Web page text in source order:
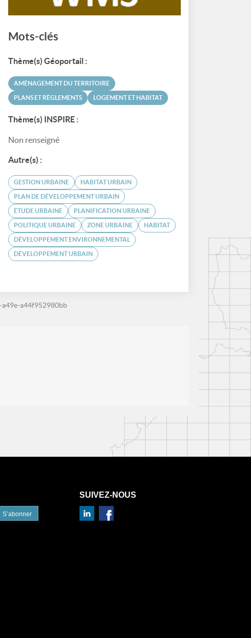
Mots-clés
Thème(s) Géoportail :
AMÉNAGEMENT DU TERRITOIRE
PLANS ET RÈGLEMENTS LOGEMENT ET HABITAT
Thème(s) INSPIRE :
Non renseigné
Autre(s) :
GESTION URBAINE HABITAT URBAIN
PLAN DE DÉVELOPPEMENT URBAIN
ÉTUDE URBAINE PLANIFICATION URBAINE
POLITIQUE URBAINE ZONE URBAINE HABITAT
DÉVELOPPEMENT ENVIRONNEMENTAL
DÉVELOPPEMENT URBAIN
a44f952980bb
S’abonner
SUIVEZ-NOUS